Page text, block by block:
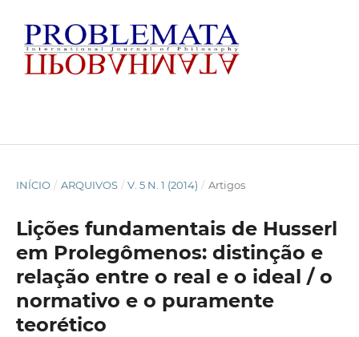
INÍCIO / ARQUIVOS / V. 5 N. 1 (2014) / Artigos
Lições fundamentais de Husserl
em Prolegômenos: distinção e
relação entre o real e o ideal / o
normativo e o puramente
teorético